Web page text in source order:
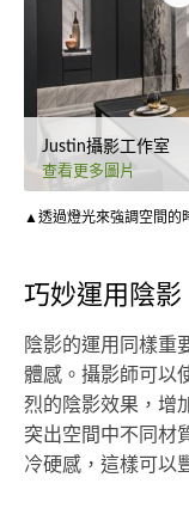
Justin攝影工作室
查看更多圖片
▲透過燈光來強調空間的
巧妙運用陰影
陰影的運用同樣重
體感。攝影師可以
烈的陰影效果，增
突出空間中不同材
冷硬感，這樣可以